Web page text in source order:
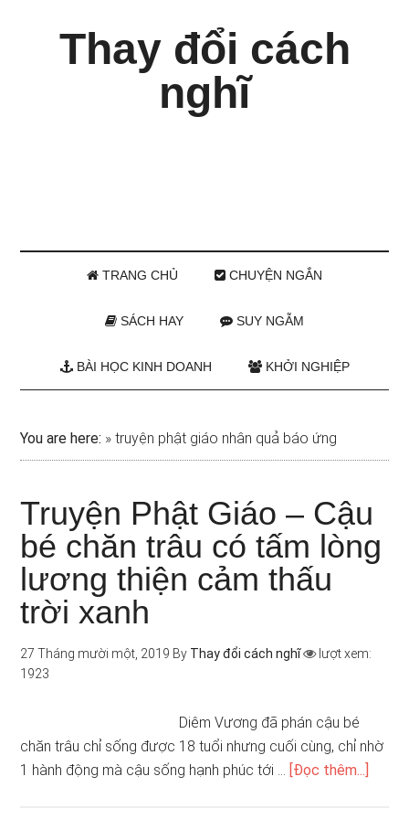
Thay đổi cách
nghĩ
TRANG CHỦ CHUYỆN NGẮN
SÁCH HAY SUY NGẪM
BÀI HỌC KINH DOANH KHỞI NGHIỆP
You are here: »truyện phật giáo nhân quả báo ứng
Truyện Phật Giáo – Cậu
bé chăn trâu có tấm lòng
lương thiện cảm thấu
trời xanh
27 Tháng mười một, 2019 By Thay đổi cách nghĩ
lượt xem:
1923
Diêm Vương đã phán cậu bé
chăn trâu chỉ sống được 18 tuổi nhưng cuối cùng, chỉ nhờ
1 hành động mà cậu sống hạnh phúc tới … [Đọc thêm...]